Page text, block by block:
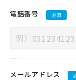
電話番号 必須
メールアドレス